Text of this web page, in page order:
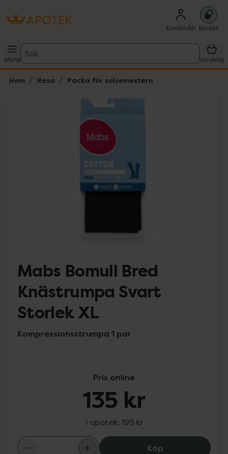
Kundklubb Recept
Meny
Sök
Varukorg
Hem Resa Packa för solsemestern
Mabs Bomull Bred
Knästrumpa Svart
Storlek XL
Kompressionsstrumpa 1 par
Pris online
135 kr
I apotek: 199 kr
KöpMabs Bomull